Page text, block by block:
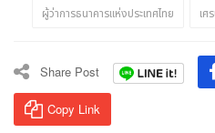
ผู้ว่าการธนาคารแห่งประเทศไทย เ
Share Post
Copy Link